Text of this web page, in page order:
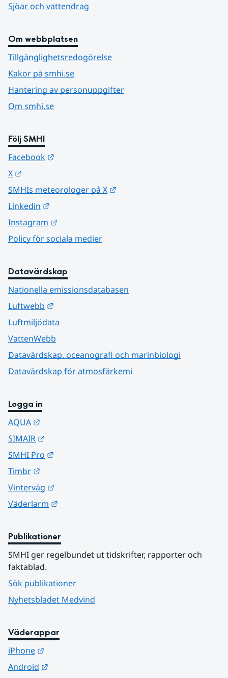
Sjöar och vattendrag
Om webbplatsen
Tillgänglighetsredogörelse
Kakor på smhi.se
Hantering av personuppgifter
Om smhi.se
Följ SMHI
Facebook
X
SMHIs meteorologer på X
Linkedin
Instagram
Policy för sociala medier
Datavärdskap
Nationella emissionsdatabasen
Luftwebb
Luftmiljödata
VattenWebb
Datavärdskap, oceanografi och marinbiologi
Datavärdskap för atmosfärkemi
Logga in
AQUA
SIMAIR
SMHI Pro
Timbr
Vinterväg
Väderlarm
Publikationer
SMHI ger regelbundet ut tidskrifter, rapporter och
faktablad.
Sök publikationer
Nyhetsbladet Medvind
Väderappar
iPhone
Android